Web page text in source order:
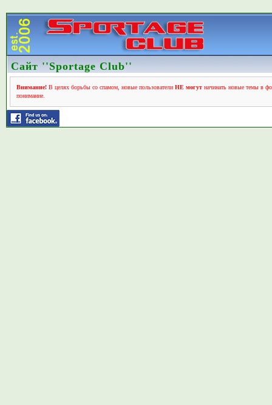
Сайт ''Sportage Club''
Внимание!В целях борьбы со спамом, новые пользователи НЕ могутначинать новые темы в
понимание.